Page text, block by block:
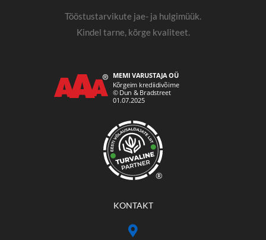
Tööstustarvikute jae- ja hulgimüük.
Kindel tarne, kõrge kvaliteet.
®
KONTAKT